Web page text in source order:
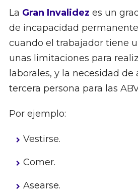
La Gran Invalidez es un
de incapacidad
cuando el trabajador tiene
unas limitaciones para
laborales, y la necesidad de
tercera persona para las
Por ejemplo:
Vestirse.
Comer.
Asearse.